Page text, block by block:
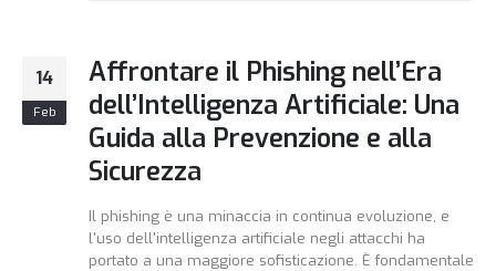
14
Feb
Affrontare il Phishing nell’Era
dell’Intelligenza Artificiale: Una
Guida alla Prevenzione e alla
Sicurezza
Il phishing è una minaccia in continua evoluzione, e
l'uso dell'intelligenza artificiale negli attacchi ha
portato a una maggiore sofisticazione. È fondamentale